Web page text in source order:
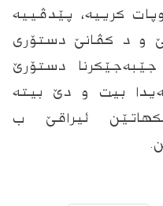
كرییه‌، پێدڤییە
و د كڤانێ دستۆرى
دستۆرێ
بیت و دێ بیته‌
ئیراقێ ب